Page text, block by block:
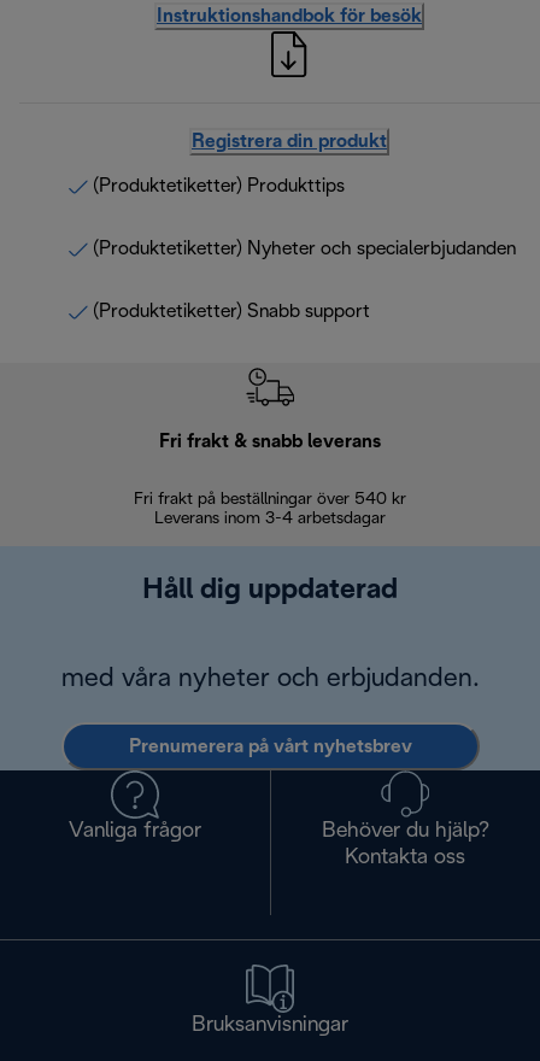
Instruktionshandbok för besök
Registrera din produkt
(Produktetiketter) Produkttips
(Produktetiketter) Nyheter och specialerbjudanden
(Produktetiketter) Snabb support
Fri frakt & snabb leverans
Fri frakt på beställningar över 540 kr
Leverans inom 3-4 arbetsdagar
Håll dig uppdaterad
med våra nyheter och erbjudanden.
Prenumerera på vårt nyhetsbrev
Vanliga frågor
Behöver du hjälp?
Kontakta oss
Bruksanvisningar